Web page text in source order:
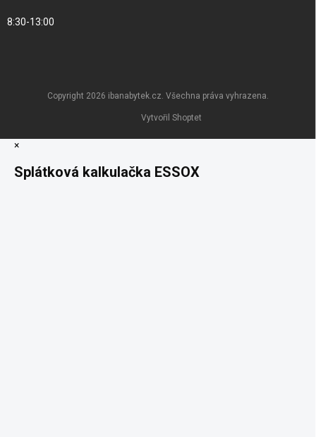
8:30-13:00
Vytvořil Shoptet
Copyright 2026 ibanabytek.cz. Všechna práva vyhrazena.
×
Splátková kalkulačka ESSOX